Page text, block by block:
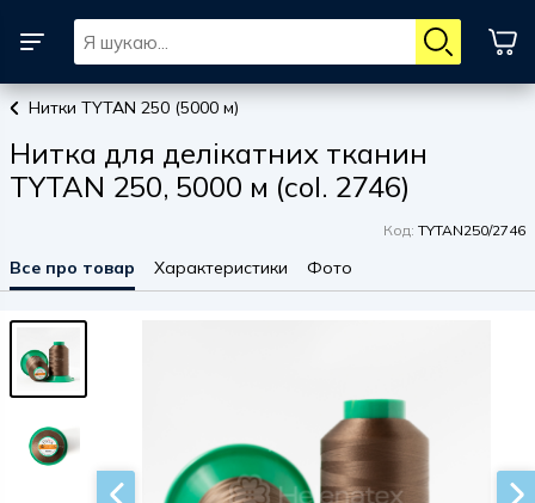
Нитки TYTAN 250 (5000 м)
Нитка для делікатних тканин
TYTAN 250, 5000 м (col. 2746)
Код: TYTAN250/2746
Все про товар Характеристики Фото